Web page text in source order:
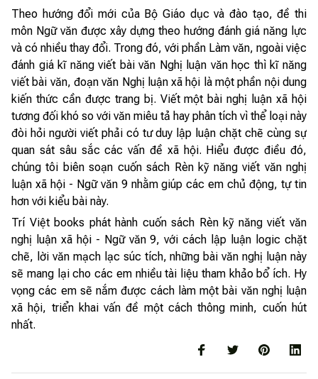
Theo hướng đổi mới của Bộ Giáo dục và đào tạo, đề thi
môn Ngữ văn được xây dựng theo hướng đánh giá năng lực
và có nhiều thay đổi. Trong đó, với phần Làm văn, ngoài việc
đánh giá kĩ năng viết bài văn Nghị luận văn học thì kĩ năng
viết bài văn, đoạn văn Nghị luận xã hội là một phần nội dung
kiến thức cần được trang bị. Viết một bài nghị luận xã hội
tương đối khó so với văn miêu tả hay phân tích vì thể loại này
đòi hỏi người viết phải có tư duy lập luận chặt chẽ cùng sự
quan sát sâu sắc các vấn đề xã hội. Hiểu được điều đó,
chúng tôi biên soạn cuốn sách Rèn kỹ năng viết văn nghị
luận xã hội - Ngữ văn 9 nhằm giúp các em chủ động, tự tin
hơn với kiểu bài này.
Trí Việt books phát hành cuốn sách Rèn kỹ năng viết văn
nghị luận xã hội - Ngữ văn 9, với cách lập luận logic chặt
chẽ, lời văn mạch lạc súc tích, những bài văn nghị luận này
sẽ mang lại cho các em nhiều tài liệu tham khảo bổ ích. Hy
vọng các em sẽ nắm được cách làm một bài văn nghị luận
xã hội, triển khai vấn đề một cách thông minh, cuốn hút
nhất.